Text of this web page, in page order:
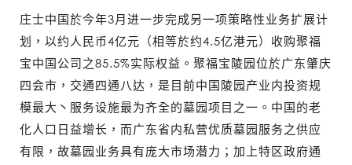
庄士中国於今年3月进一步完成另一项策略性业务扩展计
划，以约人民币4亿元（相等於约4.5亿港元）收购聚福
宝中国公司之85.5%实际权益。聚福宝陵园位於广东肇庆
四会市，交通四通八达，是目前中国陵园产业内投资规
模最大丶服务设施最为齐全的墓园项目之一。中国的老
化人口日益增长，而广东省内私营优质墓园服务之供应
有限，故墓园业务具有庞大市场潜力；加上特区政府通